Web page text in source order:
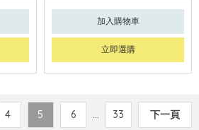
加入購物車
立即選購
4 5 6 ... 33 下一頁